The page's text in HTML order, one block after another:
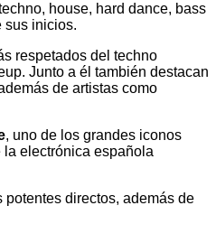
house, hard dance, bass
sus inicios.
respetados del techno
Junto a él también destacan
de artistas como
, uno de los grandes iconos
electrónica española
directos, además de